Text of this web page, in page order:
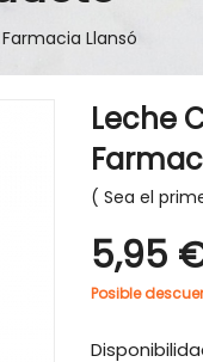
Llansó
Leche
Sea el
5,95
Posible -